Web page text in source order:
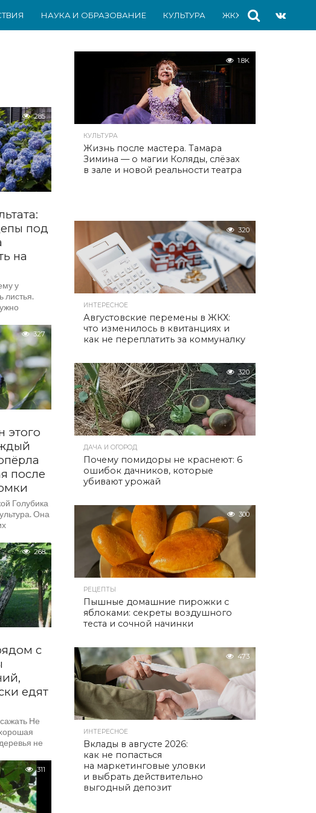
НАУКА И ОБРАЗОВАНИЕ КУЛЬТУРА ЖКХ СПОРТ
285
под
на
у
листья.
327
этого
после
Голубика
Она
268
с
едят
Не
не
311
1.8K
КУЛЬТУРА
Жизнь после мастера. Тамара
Зимина — о магии Коляды, слёзах
в зале и новой реальности театра
320
ИНТЕРЕСНОЕ
Августовские перемены в ЖКХ:
что изменилось в квитанциях и
как не переплатить за коммуналку
320
ДАЧА И ОГОРОД
Почему помидоры не краснеют: 6
ошибок дачников, которые
убивают урожай
300
РЕЦЕПТЫ
Пышные домашние пирожки с
яблоками: секреты воздушного
теста и сочной начинки
473
ИНТЕРЕСНОЕ
Вклады в августе 2026:
как не попасться
на маркетинговые уловки
и выбрать действительно
выгодный депозит